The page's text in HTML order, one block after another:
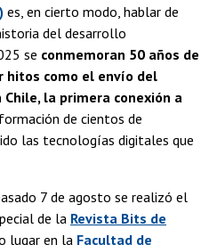
es, en cierto modo, hablar de
del desarrollo
se conmemoran 50 años de
hitos como el envío del
la primera conexión a
de cientos de
las tecnologías digitales que
7 de agosto se realizó el
de la Revista Bits de
lugar en la Facultad de